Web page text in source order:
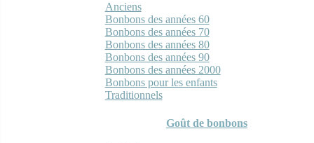
Anciens
Bonbons des années 60
Bonbons des années 70
Bonbons des années 80
Bonbons des années 90
Bonbons des années 2000
Bonbons pour les enfants
Traditionnels
Goût de bonbons